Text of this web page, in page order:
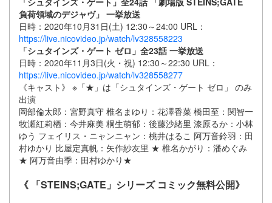
負荷領域のデジャヴ」 一挙放送
日時：2020年10月31日(土) 12:30～24:00 URL：
https://live.nicovideo.jp/watch/lv328558223
「シュタインズ・ゲート ゼロ」全23話 一挙放送
日時：2020年11月3日(火・祝) 12:30～22:30 URL：
https://live.nicovideo.jp/watch/lv328558277
《キャスト》 ※「★」は「シュタインズ・ゲート ゼロ」 のみ
出演
岡部倫太郎：宮野真守 椎名まゆり：花澤香菜 橋田至：関智一
牧瀬紅莉栖：今井麻美 桐生萌郁：後藤沙緒里 漆原るか：小林
ゆう フェイリス・ニャンニャン：桃井はるこ 阿万音鈴羽：田
村ゆかり 比屋定真帆：矢作紗友里 ★ 椎名かがり：潘めぐみ
★ 阿万音由季：田村ゆかり★
《 「STEINS;GATE」シリーズ コミック無料公開》